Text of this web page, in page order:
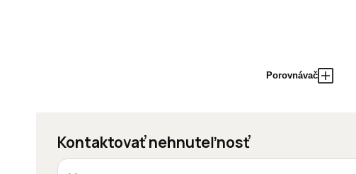
Porovnávač
Kontaktovať nehnuteľnosť